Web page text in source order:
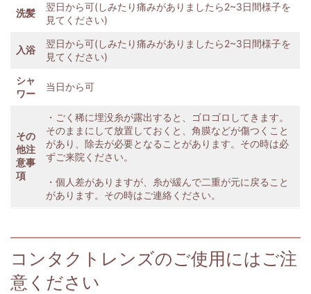
洗髪
翌日から可(しみたり痛みがありましたら2~3日間様子を
見てください)
入浴
翌日から可(しみたり痛みがありましたら2~3日間様子を
見てください)
シャ
ワー
当日から可
その
他注
意事
項
・ごく稀に埋没糸が露出すると、ゴロゴロしてきます。
そのままにして放置しておくと、角膜などが傷つくこと
があり、除去が必要となることがあります。その時は必
ずご来院ください。
・個人差がありますが、糸が緩んで二重が元に戻ること
があります。その時はご連絡ください。
コンタクトレンズのご使用にはご注
意ください